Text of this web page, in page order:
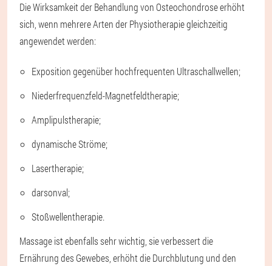
Die Wirksamkeit der Behandlung von Osteochondrose erhöht
sich, wenn mehrere Arten der Physiotherapie gleichzeitig
angewendet werden:
Exposition gegenüber hochfrequenten Ultraschallwellen;
Niederfrequenzfeld-Magnetfeldtherapie;
Amplipulstherapie;
dynamische Ströme;
Lasertherapie;
darsonval;
Stoßwellentherapie.
Massage ist ebenfalls sehr wichtig, sie verbessert die
Ernährung des Gewebes, erhöht die Durchblutung und den